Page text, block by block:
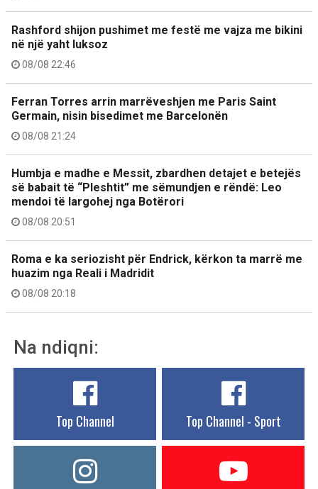
Rashford shijon pushimet me festë me vajza me bikini
në një yaht luksoz
08/08 22:46
Ferran Torres arrin marrëveshjen me Paris Saint
Germain, nisin bisedimet me Barcelonën
08/08 21:24
Humbja e madhe e Messit, zbardhen detajet e betejës
së babait të “Pleshtit” me sëmundjen e rëndë: Leo
mendoi të largohej nga Botërori
08/08 20:51
Roma e ka seriozisht për Endrick, kërkon ta marrë me
huazim nga Reali i Madridit
08/08 20:18
Na ndiqni:
Top Channel Top Channel - Sport